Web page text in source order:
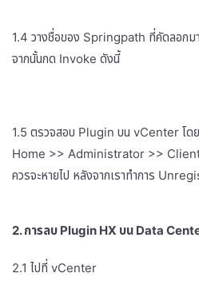
1.4 วางชื่อของ Springpath ที่คัดลอก
จากนั้นกด Invoke ดังนี้
1.5 ตรวจสอบ Plugin บน vCenter โด
Home >> Administrator >>
ควรจะหายไป หลังจากเราทำการ
2. การลบ Plugin HX บน Data
2.1 ไปที่ vCenter